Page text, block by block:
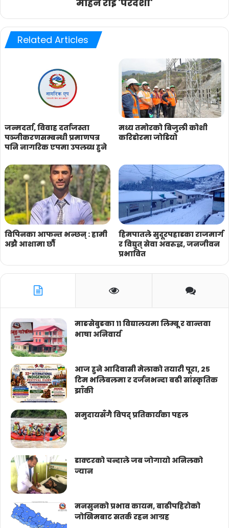
मोहन राई 'परदेशी'
Related Articles
जन्मदर्ता, विवाह दर्ताजस्ता
पञ्जीकरणसम्बन्धी प्रमाणपत्र
पनि नागरिक एपमा उपलब्ध हुने
मध्य तमोरको बिजुली कोशी
करिडोरमा जोडियो
विपिनका आफन्त भन्छन् : हामी
अझै आशामा छौँ
हिमपातले सुदूरपहाडका राजमार्ग
र विद्युत् सेवा अवरुद्ध, जनजीवन
प्रभावित
माङसेबुङका ११ विद्यालयमा लिम्बू र वान्तवा
भाषा अनिवार्य
आज हुने आदिवासी मेलाको तयारी पूरा, २५
टिम भलिबलमा र दर्जनभन्दा बढी सांस्कृतिक
झाँकी
समुदायसँगै विपद् प्रतिकार्यका पहल
डाक्टरको चन्दाले जब जोगायो अनिलको
ज्यान
मनसुनको प्रभाव कायम, बाढीपहिरोको
जोखिमबाट सतर्क रहन आग्रह